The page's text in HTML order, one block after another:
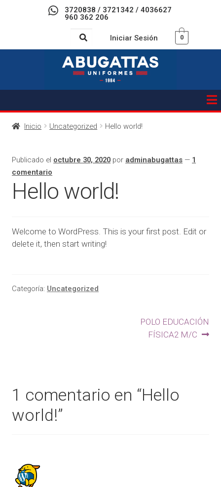
3720838 / 3721342 / 4036627
960 362 206
Iniciar Sesión 0
Inicio Uncategorized Hello world!
Publicado el octubre 30, 2020 por adminabugattas — 1
comentario
Hello world!
Welcome to WordPress. This is your first post. Edit or
delete it, then start writing!
Categoría: Uncategorized
POLO EDUCACIÓN
FÍSICA2 M/C
1 comentario en “Hello
world!”